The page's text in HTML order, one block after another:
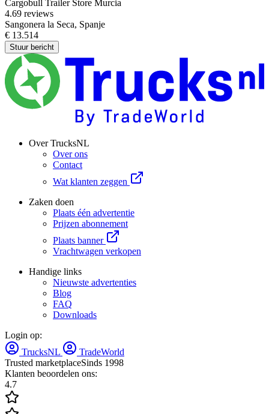
Cargobull Trailer Store Murcia
4.69 reviews
Sangonera la Seca, Spanje
€ 13.514
Stuur bericht
Over TrucksNL
Over ons
Contact
Wat klanten zeggen
Zaken doen
Plaats één advertentie
Prijzen abonnement
Plaats banner
Vrachtwagen verkopen
Handige links
Nieuwste advertenties
Blog
FAQ
Downloads
Login op:
TrucksNL
TradeWorld
Trusted marketplaceSinds 1998
Klanten beoordelen ons:
4.7